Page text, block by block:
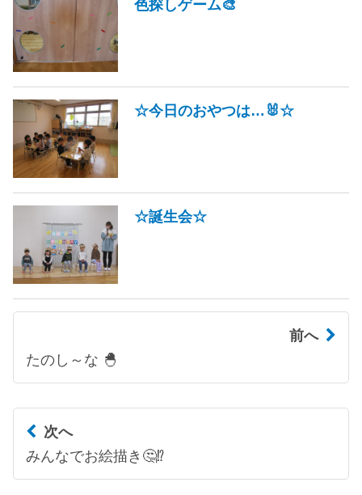
色探しゲーム🎨
☆今日のおやつは…🐰☆
☆誕生会☆
前へ
たのし～な 🐣
次へ
みんなでお絵描き🤔⁉